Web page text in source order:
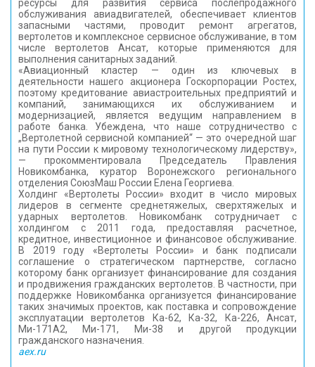
ресурсы для развития сервиса послепродажного
обслуживания авиадвигателей, обеспечивает клиентов
запасными частями, проводит ремонт агрегатов,
вертолетов и комплексное сервисное обслуживание, в том
числе вертолетов Ансат, которые применяются для
выполнения санитарных заданий.
«Авиационный кластер — один из ключевых в
деятельности нашего акционера Госкорпорации Ростех,
поэтому кредитование авиастроительных предприятий и
компаний, занимающихся их обслуживанием и
модернизацией, является ведущим направлением в
работе банка. Убеждена, что наше сотрудничество с
„Вертолетной сервисной компанией“ — это очередной шаг
на пути России к мировому технологическому лидерству»,
— прокомментировала Председатель Правления
Новикомбанка, куратор Воронежского регионального
отделения СоюзМаш России Елена Георгиева.
Холдинг «Вертолеты России» входит в число мировых
лидеров в сегменте среднетяжелых, сверхтяжелых и
ударных вертолетов. Новикомбанк сотрудничает с
холдингом с 2011 года, предоставляя расчетное,
кредитное, инвестиционное и финансовое обслуживание.
В 2019 году «Вертолеты России» и банк подписали
соглашение о стратегическом партнерстве, согласно
которому банк организует финансирование для создания
и продвижения гражданских вертолетов. В частности, при
поддержке Новикомбанка организуется финансирование
таких значимых проектов, как поставка и сопровождение
эксплуатации вертолетов Ка-62, Ка-32, Ка-226, Ансат,
Ми-171А2, Ми-171, Ми-38 и другой продукции
гражданского назначения.
aex.ru